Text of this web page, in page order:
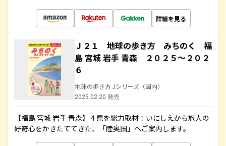
詳細を見る
Ｊ２１ 地球の歩き方 みちのく 福
島 宮城 岩手 青森 ２０２５～２０２
６
地球の歩き方 Jシリーズ（国内）
2025.02.20 発売
【福島 宮城 岩手 青森】４県を総力取材！いにしえから旅人の
好奇心をかきたててきた、「陸奥国」へご案内します。